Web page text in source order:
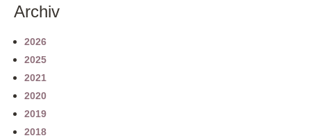
Archiv
2026
2025
2021
2020
2019
2018